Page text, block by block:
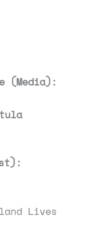
(Media):
Lives